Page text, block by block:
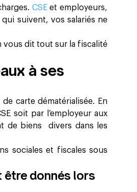
CSEet employeurs,
suivent, vos salariés ne
vous dit tout sur la fiscalité
à ses
carte dématérialisée. En
soit par l’employeur aux
de biens divers dans les
sociales et fiscales sous
être donnés lors